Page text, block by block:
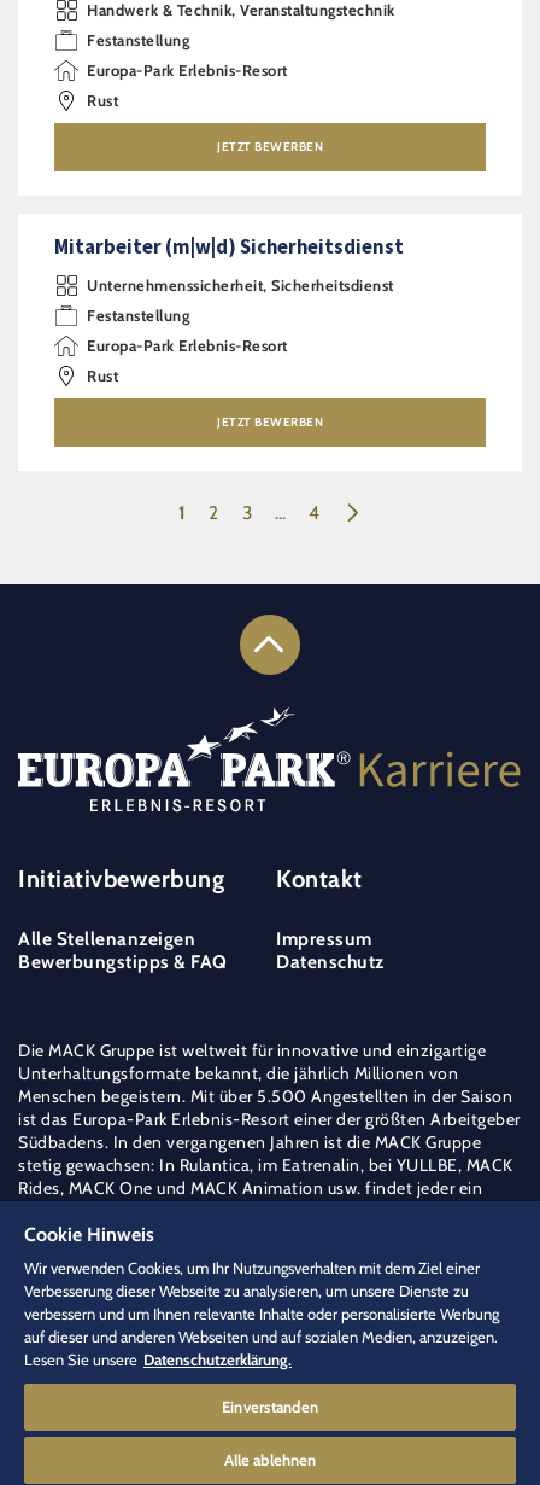
Handwerk & Technik, Veranstaltungstechnik
Festanstellung
Europa-Park Erlebnis-Resort
Rust
JETZT BEWERBEN
Mitarbeiter (m|w|d) Sicherheitsdienst
Unternehmenssicherheit, Sicherheitsdienst
Festanstellung
Europa-Park Erlebnis-Resort
Rust
JETZT BEWERBEN
Seitennummerierung
Aktuelle Seite
1 Page
2 Page
3 … 4
Die MACK Gruppe ist weltweit für innovative und einzigartige
Unterhaltungsformate bekannt, die jährlich Millionen von
Menschen begeistern. Mit über 5.500 Angestellten in der Saison
ist das Europa-Park Erlebnis-Resort einer der größten Arbeitgeber
Südbadens. In den vergangenen Jahren ist die MACK Gruppe
stetig gewachsen: In Rulantica, im Eatrenalin, bei YULLBE, MACK
Rides, MACK One und MACK Animation usw. findet jeder ein
weite Welt ist mein Feld".
Mehr über die MACK Gruppe erfahren
jobs[at]europapark.de(jobs[at]europapark[dot]de)
+49 (0) 7822 77 15444
Initiativbewerbung Kontakt
Alle Stellenanzeigen
Impressum
Bewerbungstipps & FAQ
Datenschutz
Cookie Hinweis
Wir verwenden Cookies, um Ihr Nutzungsverhalten mit dem Ziel einer
Verbesserung dieser Webseite zu analysieren, um unsere Dienste zu
verbessern und um Ihnen relevante Inhalte oder personalisierte Werbung
auf dieser und anderen Webseiten und auf sozialen Medien, anzuzeigen.
Lesen Sie unsere Datenschutzerklärung.
Einverstanden
Alle ablehnen